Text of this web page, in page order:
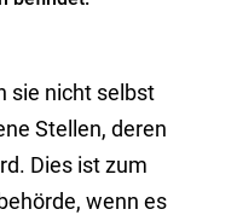
sie nicht selbst
Stellen, deren
Dies ist zum
wenn es